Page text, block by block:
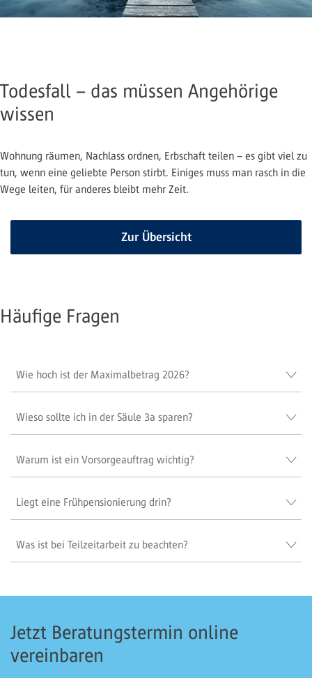
Todesfall – das müssen Angehörige
wissen
Wohnung räumen, Nachlass ordnen, Erbschaft teilen – es gibt viel zu
tun, wenn eine geliebte Person stirbt. Einiges muss man rasch in die
Wege leiten, für anderes bleibt mehr Zeit.
Zur Übersicht
Häufige Fragen
Wie hoch ist der Maximalbetrag 2026?
Wieso sollte ich in der Säule 3a sparen?
Warum ist ein Vorsorgeauftrag wichtig?
Liegt eine Frühpensionierung drin?
Was ist bei Teilzeitarbeit zu beachten?
Jetzt Beratungstermin online
vereinbaren